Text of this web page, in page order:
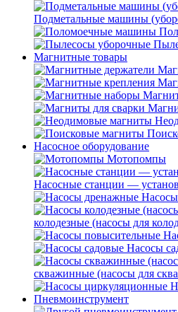
Подметальные машины
Магнитные товары
Насосное оборудование
Мотопомпы
Насосные станции —
колодезные (насосы для
Насосы
скважинные (насосы для
Пневмоинструмент